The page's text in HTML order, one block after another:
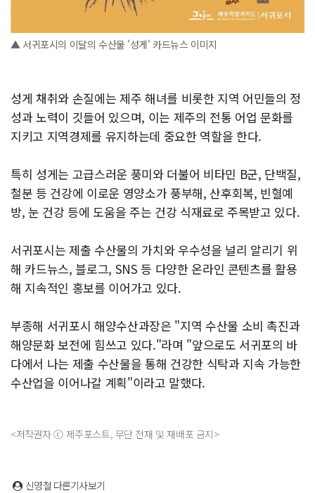
▲ 서귀포시의 이달의 수산물 '성게' 카드뉴스 이미지
성게 채취와 손질에는 제주 해녀를 비롯한 지역 어민들의 정
성과 노력이 깃들어 있으며, 이는 제주의 전통 어업 문화를
지키고 지역경제를 유지하는데 중요한 역할을 한다.
특히 성게는 고급스러운 풍미와 더불어 비타민 B군, 단백질,
철분 등 건강에 이로운 영양소가 풍부해, 산후회복, 빈혈예
방, 눈 건강 등에 도움을 주는 건강 식재료로 주목받고 있다.
서귀포시는 제출 수산물의 가치와 우수성을 널리 알리기 위
해 카드뉴스, 블로그, SNS 등 다양한 온라인 콘텐츠를 활용
해 지속적인 홍보를 이어가고 있다.
부종해 서귀포시 해양수산과장은 "지역 수산물 소비 촉진과
해양문화 보전에 힘쓰고 있다."라며 "앞으로도 서귀포의 바
다에서 나는 제출 수산물을 통해 건강한 식탁과 지속 가능한
수산업을 이어나갈 계획"이라고 말했다.
<저작권자 ⓒ 제주포스트, 무단 전재 및 재배포 금지>
신영철 다른기사보기